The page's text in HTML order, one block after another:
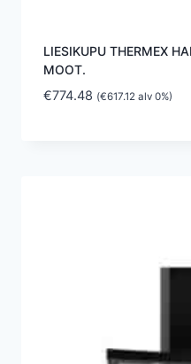
LIESIKUPU THERMEX
MOOT.
€774.48 (€617.12alv 0%)